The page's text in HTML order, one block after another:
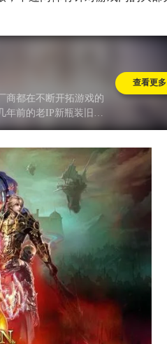
商都在不断开拓游戏的
年前的老IP新瓶装旧
且不说，还容易把自己
尽的那天，等待着网禅
查看更多